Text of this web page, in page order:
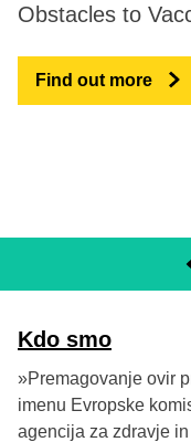
Obstacles to
Find out more
Kdo smo
»Premagovanje ovir
imenu Evropske
agencija za zdravje